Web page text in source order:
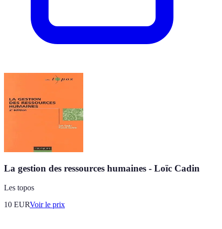
La gestion des ressources humaines - Loïc Cadin
Les topos
10 EURVoir le prix